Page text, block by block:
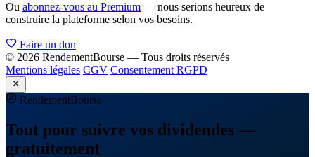
Ou abonnez-vous au Premium — nous serions heureux de
construire la plateforme selon vos besoins.
Faire un don
© 2026 RendementBourse — Tous droits réservés
Mentions légales CGV Consentement RGPD
RendementBourse
Tout pour suivre vos dividendes —
gratuitement